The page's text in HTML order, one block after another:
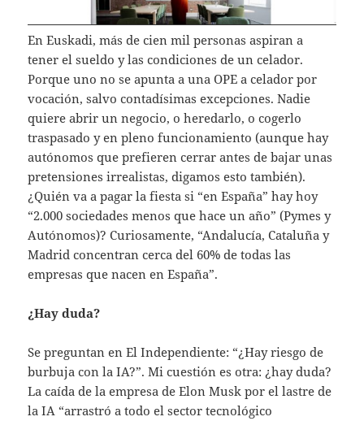
En Euskadi, más de cien mil personas aspiran a
tener el sueldo y las condiciones de un celador.
Porque uno no se apunta a una OPE a celador por
vocación, salvo contadísimas excepciones. Nadie
quiere abrir un negocio, o heredarlo, o cogerlo
traspasado y en pleno funcionamiento (aunque hay
autónomos que prefieren cerrar antes de bajar unas
pretensiones irrealistas, digamos esto también).
¿Quién va a pagar la fiesta si “en España” hay hoy
“2.000 sociedades menos que hace un año” (Pymes y
Autónomos)? Curiosamente, “Andalucía, Cataluña y
Madrid concentran cerca del 60% de todas las
empresas que nacen en España”.
¿Hay duda?
Se preguntan en El Independiente: “¿Hay riesgo de
burbuja con la IA?”. Mi cuestión es otra: ¿hay duda?
La caída de la empresa de Elon Musk por el lastre de
la IA “arrastró a todo el sector tecnológico